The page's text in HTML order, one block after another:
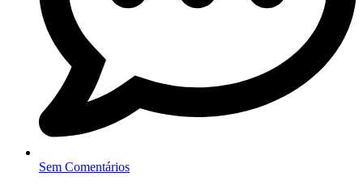
Sem Comentários